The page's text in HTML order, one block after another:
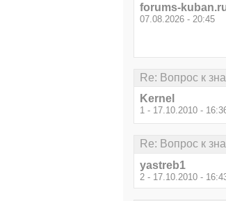
forums-
07.08.2026 - 20:45
Re: Вопрос к
Kernel
1 - 17.10.2010 -
Re: Вопрос к
yastreb1
2 - 17.10.2010 -